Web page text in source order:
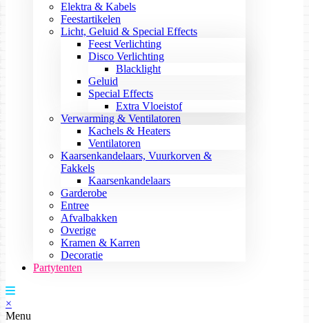
Elektra & Kabels
Feestartikelen
Licht, Geluid & Special Effects
Feest Verlichting
Disco Verlichting
Blacklight
Geluid
Special Effects
Extra Vloeistof
Verwarming & Ventilatoren
Kachels & Heaters
Ventilatoren
Kaarsenkandelaars, Vuurkorven &
Fakkels
Kaarsenkandelaars
Garderobe
Entree
Afvalbakken
Overige
Kramen & Karren
Decoratie
Partytenten
×
Menu